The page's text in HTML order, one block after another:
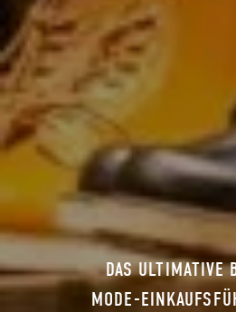
DAS ULTIMATIVE
MODE-